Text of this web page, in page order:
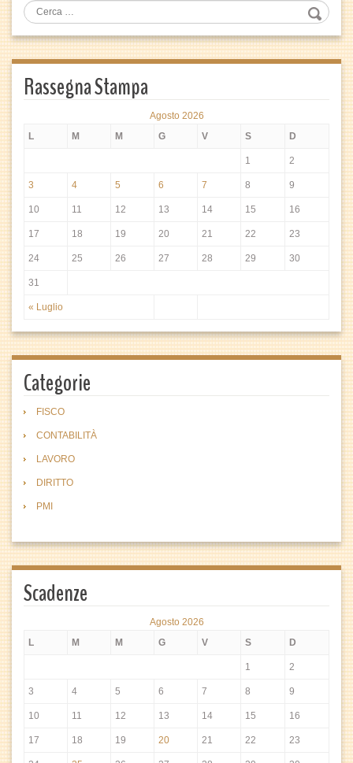
Rassegna Stampa
Agosto 2026
L
M M G V S D
« Luglio
1 2
3 4 5 6 7 8 9
10 11 12 13 14 15 16
17 18 19 20 21 22 23
24 25 26 27 28 29 30
31
Categorie
FISCO
CONTABILITÀ
LAVORO
DIRITTO
PMI
Scadenze
Agosto 2026
L
M M G V S D
1 2
3 4 5 6 7 8 9
10 11 12 13 14 15 16
17 18 19 20 21 22 23